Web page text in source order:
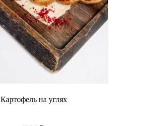
Картофель на углях